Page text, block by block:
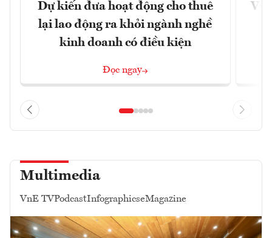
Dự kiến đưa hoạt động cho thuê
lại lao động ra khỏi ngành nghề
kinh doanh có điều kiện
Đọc ngay
Multimedia
VnE TVPodcastInfographicseMagazine